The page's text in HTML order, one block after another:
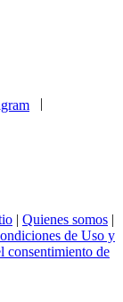
| Quienes somos |
de Uso y
consentimiento de